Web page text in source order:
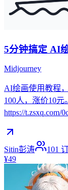
5分钟搞定 AI
Midjourney
AI绘画使用教程
100人，涨价10
https://t.zsxq.com/
Sitin彭涛 101
¥49